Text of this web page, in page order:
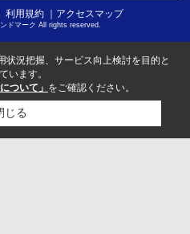
利用規約 ｜アクセスマップ
ドマーク All rights reserved.
状況把握、サービス向上検討を目的と
います。
ついて」 をご確認ください。
じる